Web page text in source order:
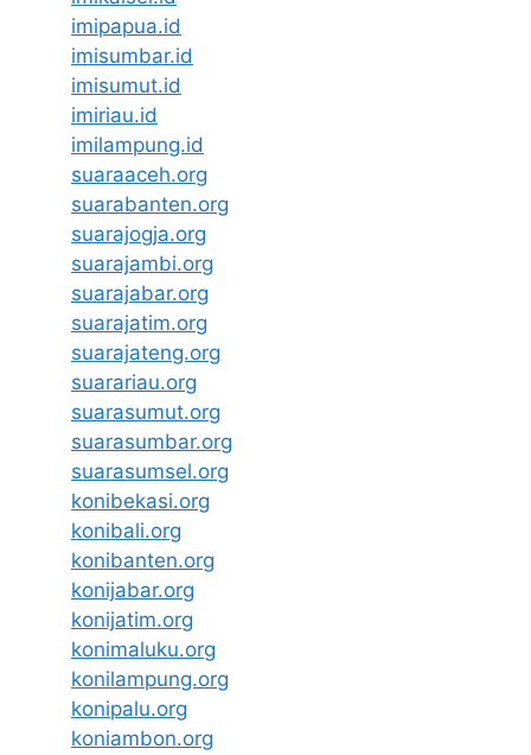
imipapua.id
imisumbar.id
imisumut.id
imiriau.id
imilampung.id
suaraaceh.org
suarabanten.org
suarajogja.org
suarajambi.org
suarajabar.org
suarajatim.org
suarajateng.org
suarariau.org
suarasumut.org
suarasumbar.org
suarasumsel.org
konibekasi.org
konibali.org
konibanten.org
konijabar.org
konijatim.org
konimaluku.org
konilampung.org
konipalu.org
koniambon.org